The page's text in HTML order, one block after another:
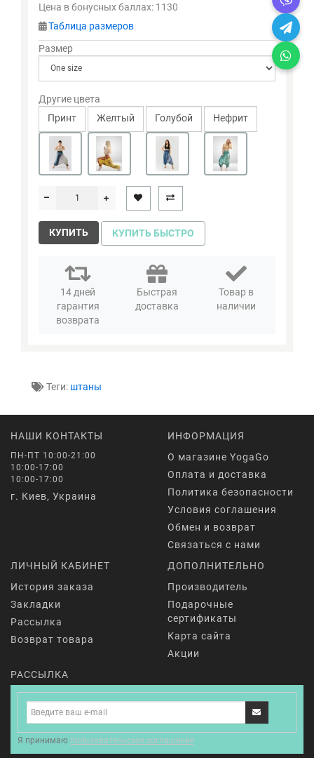
Цена в бонусных баллах: 1130
Таблица размеров
Размер
Другие цвета
Принт
Желтый Голубой Нефрит
КУПИТЬ КУПИТЬ БЫСТРО
14 дней
гарантия
возврата
Быстрая
доставка
Товар в
наличии
Теги: штаны
НАШИ КОНТАКТЫ
ПН-ПТ 10:00-21:00
10:00-17:00
10:00-17:00
г. Киев, Украина
ИНФОРМАЦИЯ
О магазине YogaGo
Оплата и доставка
Политика безопасности
Условия соглашения
Обмен и возврат
Связаться с нами
ЛИЧНЫЙ КАБИНЕТ
История заказа
Закладки
Рассылка
Возврат товара
ДОПОЛНИТЕЛЬНО
Производитель
Подарочные
сертификаты
Карта сайта
Акции
РАССЫЛКА
Я принимаю пользовательское соглашение